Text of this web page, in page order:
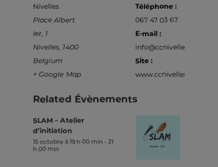
Nivelles
Place Albert
Ier, 1
Nivelles 1400
Belgium
+ Google Map
Téléphone :
067 47 03 67
E-mail :
info@ccnivelles.be
Site :
www.ccnivelles.be
Related Évènements
SLAM – Atelier
d’initiation
15 octobre à 19 h 00 min - 21
h 00 min